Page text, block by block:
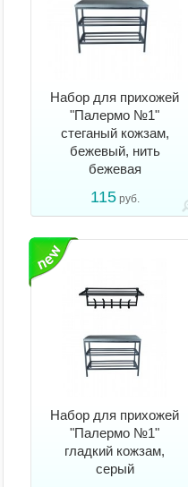
Набор для прихожей
"Палермо №1"
стеганый кожзам,
бежевый, нить
бежевая
115руб.
Набор для прихожей
"Палермо №1"
гладкий кожзам,
серый